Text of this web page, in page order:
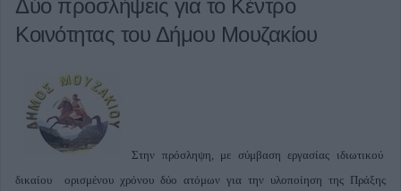
Δύο προσλήψεις για το Κέντρο
Κοινότητας του Δήμου Μουζακίου
Στην πρόσληψη, με σύμβαση εργασίας ιδιωτικού
δικαίου ορισμένου χρόνου δύο ατόμων για την υλοποίηση της Πράξης